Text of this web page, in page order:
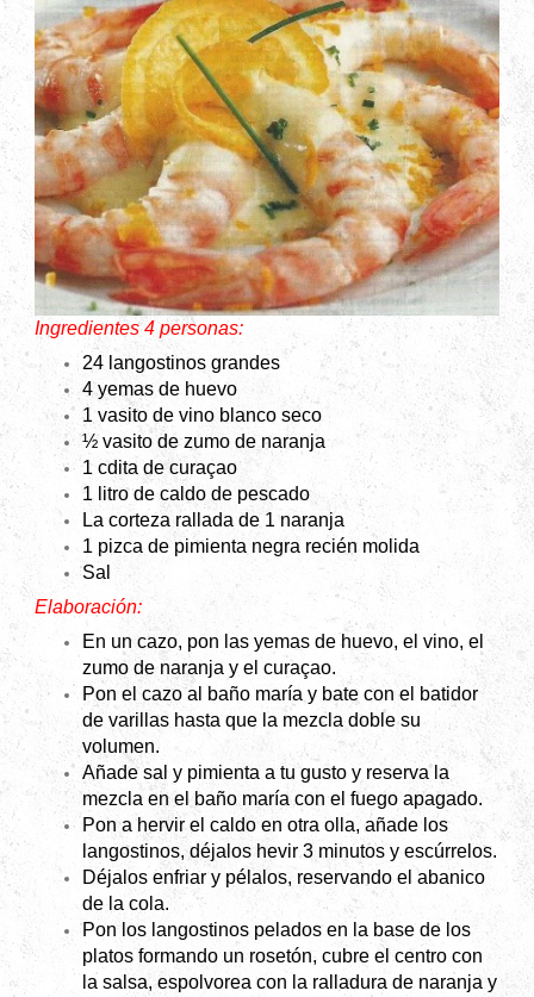
Ingredientes 4 personas:
24 langostinos grandes
4 yemas de huevo
1 vasito de vino blanco seco
½ vasito de zumo de naranja
1 cdita de curaçao
1 litro de caldo de pescado
La corteza rallada de 1 naranja
1 pizca de pimienta negra recién molida
Sal
Elaboración:
En un cazo, pon las yemas de huevo, el vino, el
zumo de naranja y el curaçao.
Pon el cazo al baño maría y bate con el batidor
de varillas hasta que la mezcla doble su
volumen.
Añade sal y pimienta a tu gusto y reserva la
mezcla en el baño maría con el fuego apagado.
Pon a hervir el caldo en otra olla, añade los
langostinos, déjalos hevir 3 minutos y escúrrelos.
Déjalos enfriar y pélalos, reservando el abanico
de la cola.
Pon los langostinos pelados en la base de los
platos formando un rosetón, cubre el centro con
la salsa, espolvorea con la ralladura de naranja y